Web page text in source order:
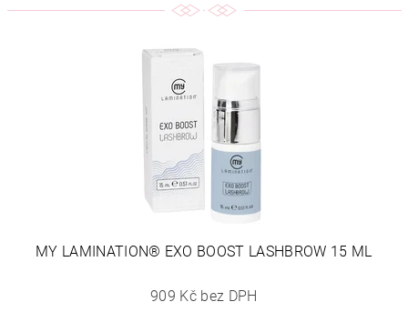
MY LAMINATION® EXO BOOST LASHBROW 15 ML
909 Kč bez DPH